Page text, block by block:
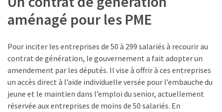
aménagé pour les PME
Pour inciter les entreprises de 50 à 299 salariés à recourir au
contrat de génération, le gouvernement a fait adopter un
amendement par les députés. Il vise à offrir à ces entreprises
un accès direct à l’aide individuelle versée pour l’embauche du
jeune et le maintien dans l’emploi du senior, actuellement
réservée aux entreprises de moins de 50 salariés. En